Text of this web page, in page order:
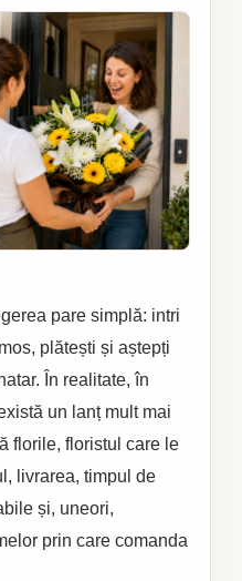
pare simplă: intri
plătești și aștepți
În realitate, în
un lanț mult mai
florile, floristul care le
livrarea, timpul de
și, uneori,
prin care comanda